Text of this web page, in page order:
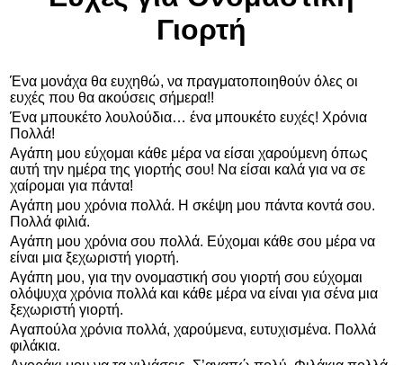
Γιορτή
Ένα μονάχα θα ευχηθώ, να πραγματοποιηθούν όλες οι
ευχές που θα ακούσεις σήμερα!!
Ένα μπουκέτο λουλούδια… ένα μπουκέτο ευχές! Χρόνια
Πολλά!
Αγάπη μου εύχομαι κάθε μέρα να είσαι χαρούμενη όπως
αυτή την ημέρα της γιορτής σου! Να είσαι καλά για να σε
χαίρομαι για πάντα!
Αγάπη μου χρόνια πολλά. Η σκέψη μου πάντα κοντά σου.
Πολλά φιλιά.
Αγάπη μου χρόνια σου πολλά. Εύχομαι κάθε σου μέρα να
είναι μια ξεχωριστή γιορτή.
Αγάπη μου, για την ονομαστική σου γιορτή σου εύχομαι
ολόψυχα χρόνια πολλά και κάθε μέρα να είναι για σένα μια
ξεχωριστή γιορτή.
Αγαπούλα χρόνια πολλά, χαρούμενα, ευτυχισμένα. Πολλά
φιλάκια.